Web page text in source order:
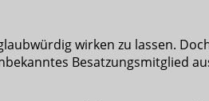
wirken zu lassen.
Besatzungsmitglied